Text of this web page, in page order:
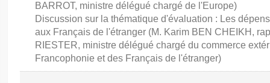
BARROT, ministre délégué chargé de l'Europe)
Discussion sur la thématique d'évaluation : Les
aux Français de l'étranger (M. Karim BEN CHEIKH,
RIESTER, ministre délégué chargé du commerce
Francophonie et des Français de l'étranger)